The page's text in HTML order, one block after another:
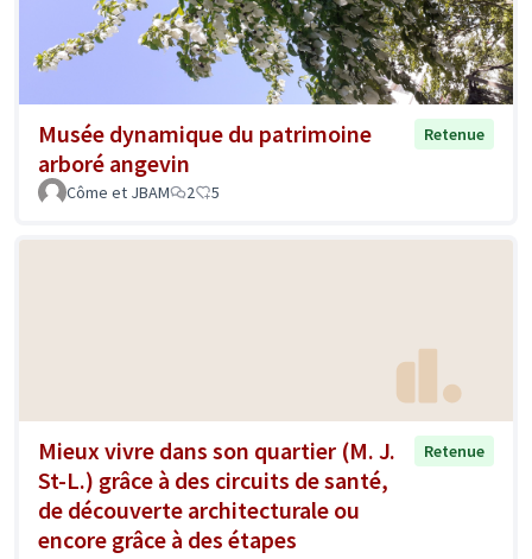
Musée dynamique du patrimoine
arboré angevin
Retenue
Côme et JBAM 2 5
Mieux vivre dans son quartier (M. J.
St-L.) grâce à des circuits de santé,
de découverte architecturale ou
encore grâce à des étapes
Retenue